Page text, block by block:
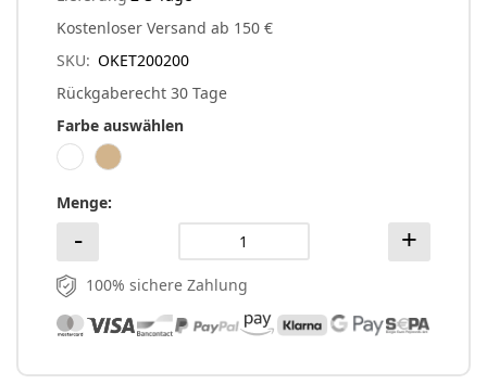
Kostenloser Versand ab 150 €
Rückgaberecht 30 Tage
SKU OKET200200
Farbe auswählen
Menge
100% sichere Zahlung